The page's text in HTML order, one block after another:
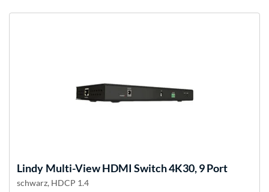
Lindy Multi-View HDMI Switch 4K30, 9 Port
schwarz, HDCP 1.4